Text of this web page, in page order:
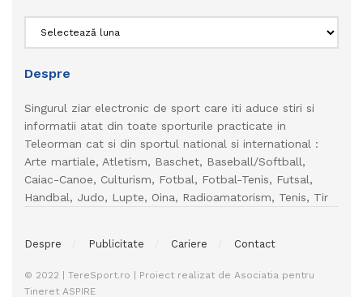
Despre
Singurul ziar electronic de sport care iti aduce stiri si
informatii atat din toate sporturile practicate in
Teleorman cat si din sportul national si international :
Arte martiale, Atletism, Baschet, Baseball/Softball,
Caiac-Canoe, Culturism, Fotbal, Fotbal-Tenis, Futsal,
Handbal, Judo, Lupte, Oina, Radioamatorism, Tenis, Tir
Despre Publicitate Cariere Contact
© 2022 | TereSport.ro | Proiect realizat de Asociatia pentru
Tineret ASPIRE